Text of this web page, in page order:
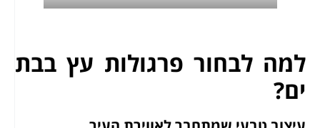
למה לבחור פרגולות עץ בבת
ים?